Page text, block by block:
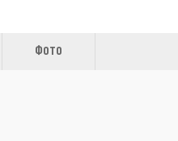
ФОТО